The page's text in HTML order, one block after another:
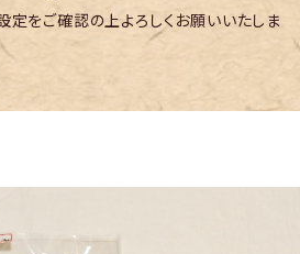
定をご確認の上よろしくお願いいたしま